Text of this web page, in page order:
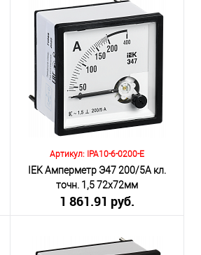
Количество:
В корзину
К сравнению
В избранное
Под заказ
Артикул: IPA10-6-0200-E
IEK Амперметр Э47 200/5А кл.
точн. 1,5 72х72мм
1 861.91 руб.
Количество: